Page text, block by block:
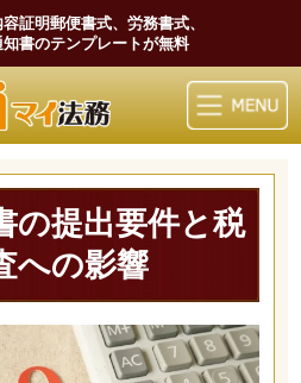
証明郵便書式、労務書式、
書のテンプレートが無料
マイ法務
の提出要件と税
への影響